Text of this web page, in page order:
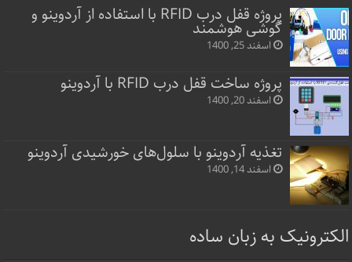
پروژه قفل‌ درب RFID با استفاده از آردوینو و
گوشی هوشمند
اسفند 25, 1400
پروژه ساخت قفل‌ درب RFID با آردوینو
اسفند 20, 1400
تغذیه آردوینو با سلول‌های خورشیدی آردوینو
اسفند 14, 1400
الکترونیک به زبان ساده